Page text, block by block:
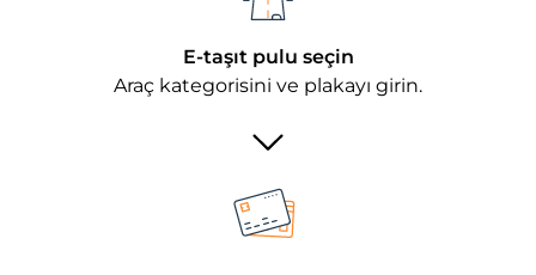
E-taşıt pulu seçin
Araç kategorisini ve plakayı girin.